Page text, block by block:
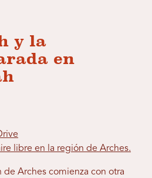
y la
en
libre en la región de Arches.
Arches comienza con otra